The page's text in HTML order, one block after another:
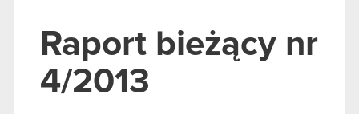
Raport bieżący nr
4/2013